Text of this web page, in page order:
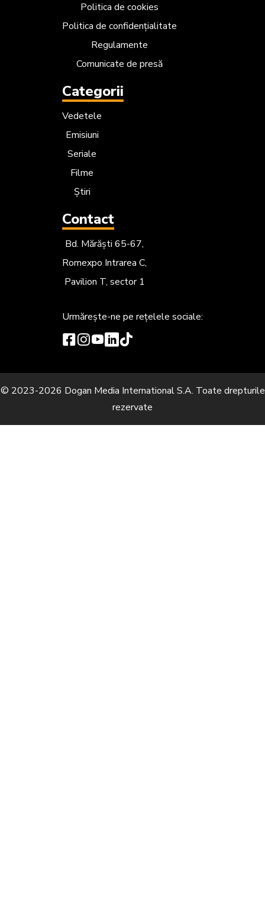
Politica de cookies
Politica de confidențialitate
Regulamente
Comunicate de presă
Categorii
Vedetele
Emisiuni
Seriale
Filme
Știri
Contact
Bd. Mărăști 65-67,
Romexpo Intrarea C,
Pavilion T, sector 1
Urmărește-ne pe rețelele sociale:
© 2023-2026 Dogan Media International S.A. Toate drepturile
rezervate